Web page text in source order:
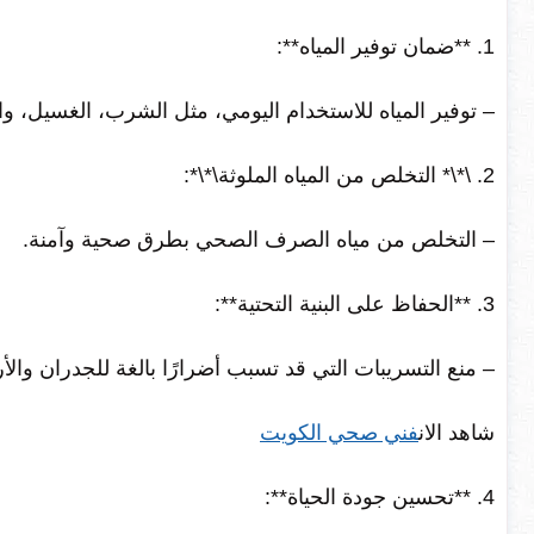
1. **ضمان توفير المياه**:
– توفير المياه للاستخدام اليومي، مثل الشرب، الغسيل،
2. \*\* التخلص من المياه الملوثة\*\*:
– التخلص من مياه الصرف الصحي بطرق صحية وآمنة.
3. **الحفاظ على البنية التحتية**:
– منع التسريبات التي قد تسبب أضرارًا بالغة للجدران
شاهد الانفني صحي الكويت
4. **تحسين جودة الحياة**: